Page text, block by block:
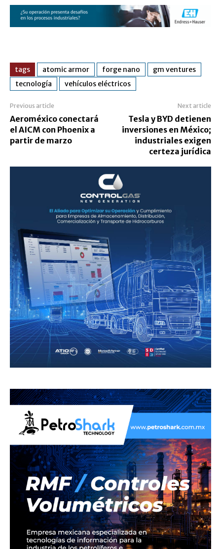
tags atomic armor forge nano
gm ventures
tecnología
vehículos eléctricos
Previous article
Aeroméxico conectará
el AICM con Phoenix a
partir de marzo
Next article
Tesla y BYD detienen
inversiones en México;
industriales exigen
certeza jurídica